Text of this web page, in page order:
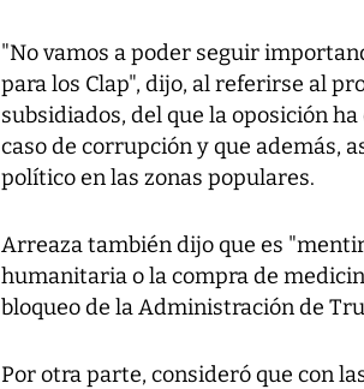
"No vamos a poder seguir
para los Clap", dijo, al referirse al
subsidiados, del que la oposición
caso de corrupción y que además,
político en las zonas populares.
Arreaza también dijo que es
humanitaria o la compra de
bloqueo de la Administración de
Por otra parte, consideró que con